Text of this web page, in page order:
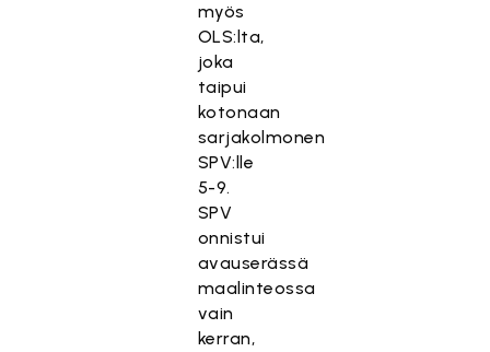
myös
OLS:lta,
joka
taipui
kotonaan
sarjakolmonen
SPV:lle
5-9.
SPV
onnistui
avauserässä
maalinteossa
vain
kerran,